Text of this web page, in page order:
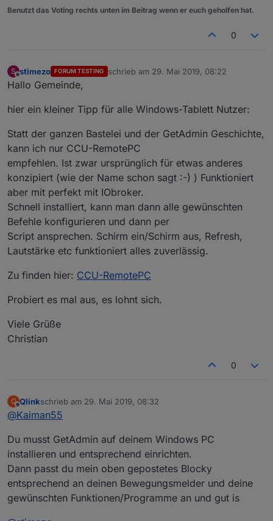
Benutzt das Voting rechts unten im Beitrag wenn er euch geholfen hat.
0
S
Offline
stimezo FORUM TESTING schrieb am 29. Mai 2019, 08:22
zuletzt editiert von
Hallo Gemeinde,
hier ein kleiner Tipp für alle Windows-Tablett Nutzer:
Statt der ganzen Bastelei und der GetAdmin Geschichte,
kann ich nur CCU-RemotePC
empfehlen. Ist zwar ursprünglich für etwas anderes
konzipiert (wie der Name schon sagt :-) ) Funktioniert
aber mit perfekt mit IObroker.
Schnell installiert, kann man dann alle gewünschten
Befehle konfigurieren und dann per
Script ansprechen. Schirm ein/Schirm aus, Refresh,
Lautstärke etc funktioniert alles zuverlässig.
Zu finden hier: CCU-RemotePC
Probiert es mal aus, es lohnt sich.
Viele Grüße
Christian
0
Q
Offline
Qlinkschrieb am 29. Mai 2019, 08:32
zuletzt editiert von
@Kaiman55
Du musst GetAdmin auf deinem Windows PC
installieren und entsprechend einrichten.
Dann passt du mein oben gepostetes Blocky
entsprechend an deinen Bewegungsmelder und deine
gewünschten Funktionen/Programme an und gut is